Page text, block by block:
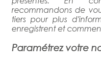
recommandons de
tiers pour plus
enregistrent et
Paramétrez votre